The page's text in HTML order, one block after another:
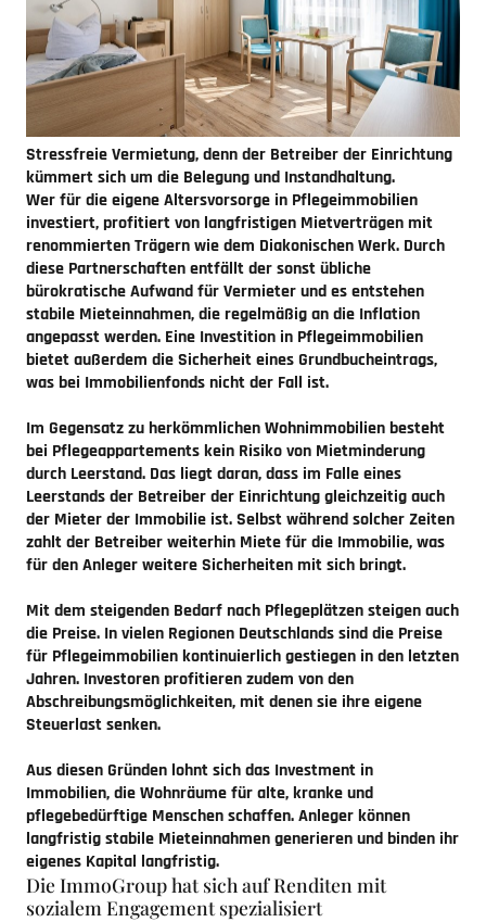
Stressfreie Vermietung, denn der Betreiber der Einrichtung
kümmert sich um die Belegung und Instandhaltung.
Wer für die eigene Altersvorsorge in Pflegeimmobilien
investiert, profitiert von langfristigen Mietverträgen mit
renommierten Trägern wie dem Diakonischen Werk. Durch
diese Partnerschaften entfällt der sonst übliche
bürokratische Aufwand für Vermieter und es entstehen
stabile Mieteinnahmen, die regelmäßig an die Inflation
angepasst werden. Eine Investition in Pflegeimmobilien
bietet außerdem die Sicherheit eines Grundbucheintrags,
was bei Immobilienfonds nicht der Fall ist.
Im Gegensatz zu herkömmlichen Wohnimmobilien besteht
bei Pflegeappartements kein Risiko von Mietminderung
durch Leerstand. Das liegt daran, dass im Falle eines
Leerstands der Betreiber der Einrichtung gleichzeitig auch
der Mieter der Immobilie ist. Selbst während solcher Zeiten
zahlt der Betreiber weiterhin Miete für die Immobilie, was
für den Anleger weitere Sicherheiten mit sich bringt.
Mit dem steigenden Bedarf nach Pflegeplätzen steigen auch
die Preise. In vielen Regionen Deutschlands sind die Preise
für Pflegeimmobilien kontinuierlich gestiegen in den letzten
Jahren. Investoren profitieren zudem von den
Abschreibungsmöglichkeiten, mit denen sie ihre eigene
Steuerlast senken.
Aus diesen Gründen lohnt sich das Investment in
Immobilien, die Wohnräume für alte, kranke und
pflegebedürftige Menschen schaffen. Anleger können
langfristig stabile Mieteinnahmen generieren und binden ihr
eigenes Kapital langfristig.
Die ImmoGroup hat sich auf Renditen mit
sozialem Engagement spezialisiert